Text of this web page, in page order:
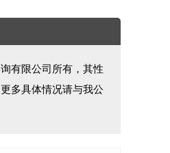
有限公司所有，其性
多具体情况请与我公